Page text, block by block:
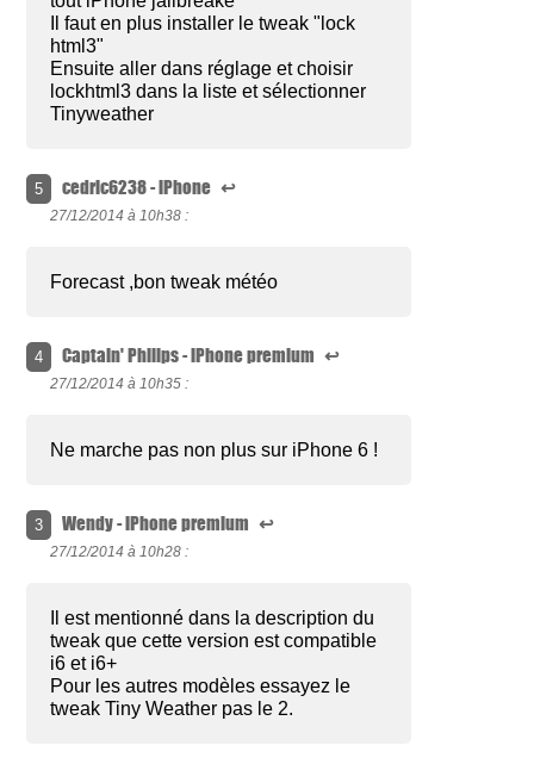
Il faut en plus installer le tweak "lock
html3"
Ensuite aller dans réglage et choisir
lockhtml3 dans la liste et sélectionner
Tinyweather
5 cedric6238 - iPhone ↩
27/12/2014 à 10h38 :
Forecast ,bon tweak météo
4 Captain' Philips - iPhone premium ↩
27/12/2014 à 10h35 :
Ne marche pas non plus sur iPhone 6 !
3 Wendy - iPhone premium ↩
27/12/2014 à 10h28 :
Il est mentionné dans la description du
tweak que cette version est compatible
i6 et i6+
Pour les autres modèles essayez le
tweak Tiny Weather pas le 2.